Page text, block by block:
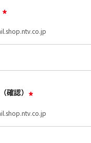
*
確認） *